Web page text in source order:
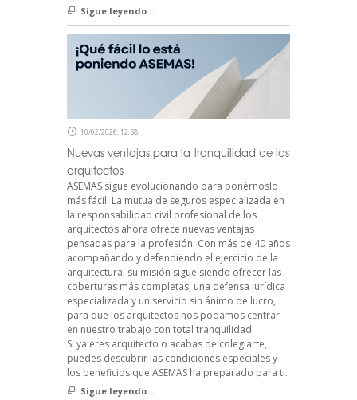
Sigue leyendo...
10/02/2026, 12:58
Nuevas ventajas para la tranquilidad de los
arquitectos
ASEMAS sigue evolucionando para ponérnoslo
más fácil. La mutua de seguros especializada en
la responsabilidad civil profesional de los
arquitectos ahora ofrece nuevas ventajas
pensadas para la profesión. Con más de 40 años
acompañando y defendiendo el ejercicio de la
arquitectura, su misión sigue siendo ofrecer las
coberturas más completas, una defensa jurídica
especializada y un servicio sin ánimo de lucro,
para que los arquitectos nos podamos centrar
en nuestro trabajo con total tranquilidad.
Si ya eres arquitecto o acabas de colegiarte,
puedes descubrir las condiciones especiales y
los beneficios que ASEMAS ha preparado para ti.
Sigue leyendo...